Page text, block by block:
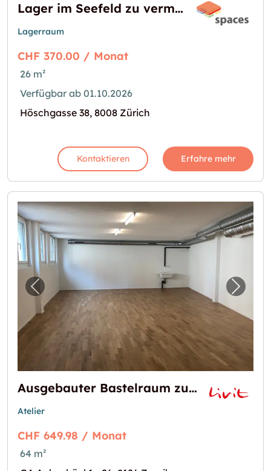
Lager im Seefeld zu vermieten
Lagerraum
CHF 370.00 / Monat
26 m²
Verfügbar ab 01.10.2026
Höschgasse 38, 8008 Zürich
Kontaktieren Erfahre mehr
Vorheriges Bild für "Ausgebauter
Ausgebauter Bastelraum zu vermieten
Atelier
CHF 649.98 / Monat
64 m²